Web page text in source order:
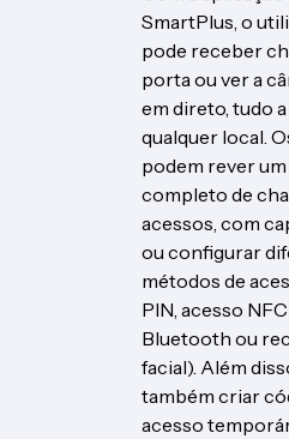
SmartPlus, o
pode receber
porta ou ver a
em direto, tudo
qualquer local.
podem rever
completo de
acessos, com
ou configurar
métodos de
PIN, acesso
Bluetooth ou
facial). Além
também criar
acesso